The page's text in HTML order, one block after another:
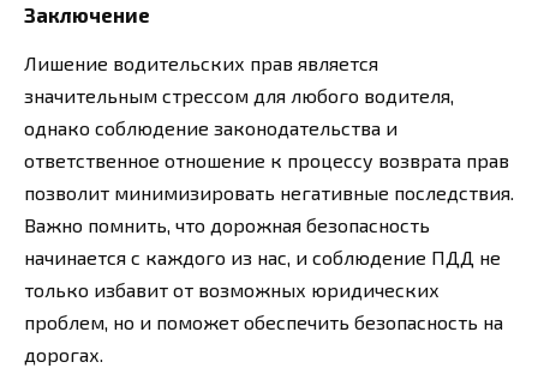
Заключение
Лишение водительских прав является
значительным стрессом для любого водителя,
однако соблюдение законодательства и
ответственное отношение к процессу возврата прав
позволит минимизировать негативные последствия.
Важно помнить, что дорожная безопасность
начинается с каждого из нас, и соблюдение ПДД не
только избавит от возможных юридических
проблем, но и поможет обеспечить безопасность на
дорогах.